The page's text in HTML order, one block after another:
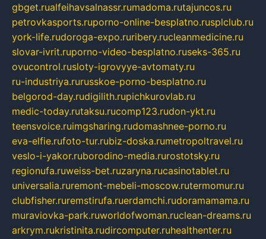
gbget.rualfeihavsalnassr.rumadoma.rutajuncos.ru
petrovkasports.ruporno-online-besplatno.rusplclub.ru
york-life.rudoroga-expo.ruribery.rucleanmedicine.ru
slovar-ivrit.ruporno-video-besplatno.ruseks-365.ru
ovucontrol.rusloty-igrovyye-avtomaty.ru
ru-industriya.rurusskoe-porno-besplatno.ru
belgorod-day.rudigilith.rupichkurovlab.ru
medic-today.rutaksu.rucomp123.rudon-ykt.ru
teensvoice.ruimgsharing.rudomashnee-porno.ru
eva-elfie.rufoto-tur.rubiz-doska.rumetropoltravel.ru
veslo-i-yakor.ruborodino-media.rurostotsky.ru
regionufa.ruweiss-bet.ruzaryna.rucasinotablet.ru
universalia.ruremont-mebeli-moscow.rutermomur.ru
clubfisher.ruremstirufa.ruerdamchi.rudoramamama.ru
muraviovka-park.ruworldofwoman.ruclean-dreams.ru
arkrym.rukristinita.rudircomputer.ruhealthenter.ru